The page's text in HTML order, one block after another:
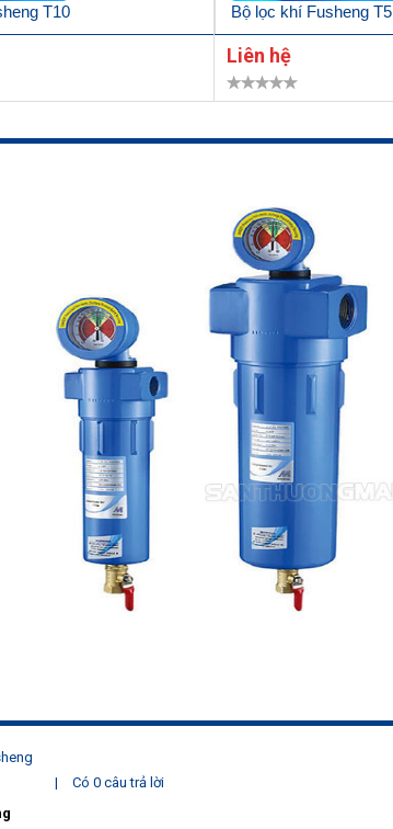
T10 Bộ lọc khí Fusheng T5
Liên hệ
|
Có 0 câu trả lời